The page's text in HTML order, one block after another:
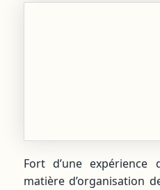
Fort d’une
matière d’organisation